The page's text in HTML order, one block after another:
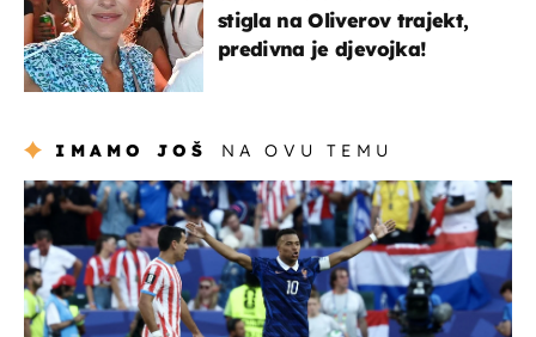
stigla na Oliverov trajekt,
predivna je djevojka!
IMAMO JOŠ NA OVU TEMU
svjetsko prvenstvo 2026